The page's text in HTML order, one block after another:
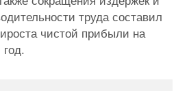
труда составил
чистой прибыли на